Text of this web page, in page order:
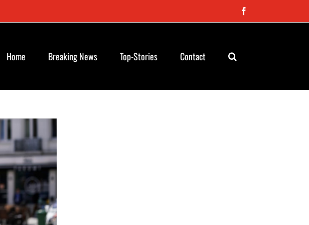
Home Breaking News Top-Stories Contact